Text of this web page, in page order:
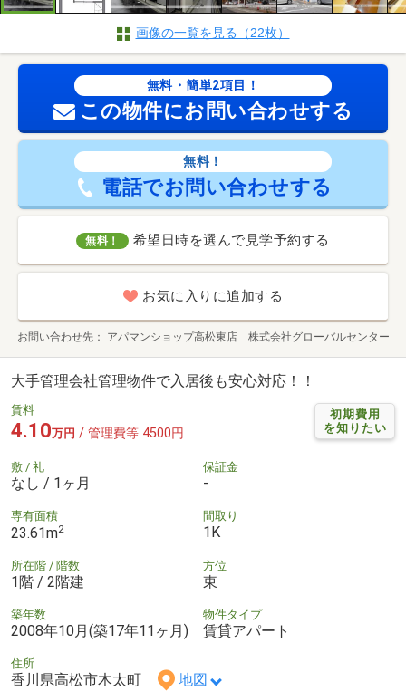
画像の一覧を見る（22枚）
無料・簡単2項目！
この物件にお問い合わせする
無料！
電話でお問い合わせする
無料！ 希望日時を選んで見学予約する
お気に入りに追加する
お問い合わせ先 アパマンショップ高松東店 株式会社グローバルセンター
大手管理会社管理物件で入居後も安心対応！！
初期費用
を知りたい
賃料
4.10万円 / 管理費等 4500円
敷 / 礼
なし / 1ヶ月
保証金
-
専有面積
23.61m2
間取り
1K
所在階 / 階数
1階 / 2階建
方位
東
築年数
2008年10月(築17年11ヶ月)
物件タイプ
賃貸アパート
住所
香川県高松市木太町 地図